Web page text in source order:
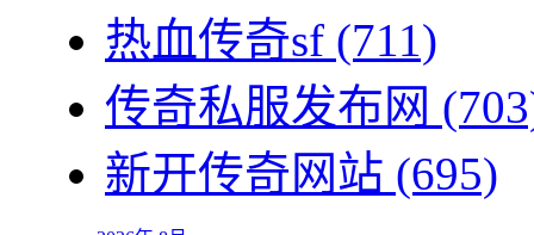
热血传奇sf (711)
传奇私服发布网
新开传奇网站 (695)